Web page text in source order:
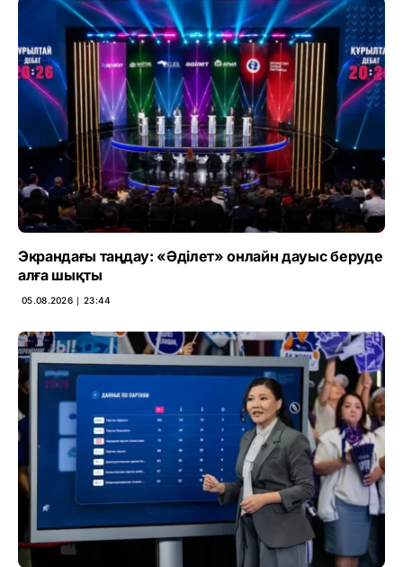
Экрандағы таңдау: «Әділет» онлайн дауыс беруде
алға шықты
05.08.2026 ∣ 23:44